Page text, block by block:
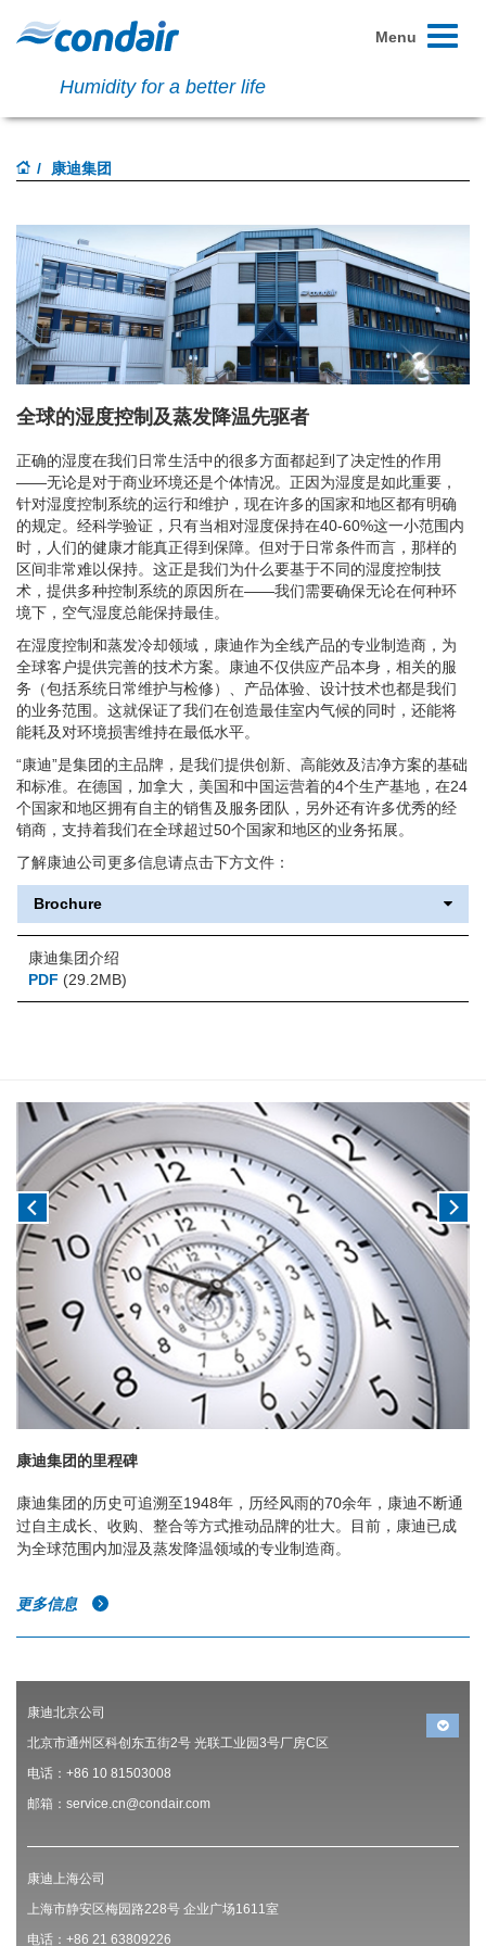
Humidity for a better life
Toggle
Menu
康迪集团
全球的湿度控制及蒸发降温先驱者
正确的湿度在我们日常生活中的很多方面都起到了决定性的作用
——无论是对于商业环境还是个体情况。正因为湿度是如此重要，
针对湿度控制系统的运行和维护，现在许多的国家和地区都有明确
的规定。经科学验证，只有当相对湿度保持在40-60%这一小范围内
时，人们的健康才能真正得到保障。但对于日常条件而言，那样的
区间非常难以保持。这正是我们为什么要基于不同的湿度控制技
术，提供多种控制系统的原因所在——我们需要确保无论在何种环
境下，空气湿度总能保持最佳。
在湿度控制和蒸发冷却领域，康迪作为全线产品的专业制造商，为
全球客户提供完善的技术方案。康迪不仅供应产品本身，相关的服
务（包括系统日常维护与检修）、产品体验、设计技术也都是我们
的业务范围。这就保证了我们在创造最佳室内气候的同时，还能将
能耗及对环境损害维持在最低水平。
“康迪”是集团的主品牌，是我们提供创新、高能效及洁净方案的基础
和标准。在德国，加拿大，美国和中国运营着的4个生产基地，在24
个国家和地区拥有自主的销售及服务团队，另外还有许多优秀的经
销商，支持着我们在全球超过50个国家和地区的业务拓展。
了解康迪公司更多信息请点击下方文件：
Brochure
康迪集团介绍
PDF (29.2MB)
康迪集团的里程碑
康迪集团的历史可追溯至1948年，历经风雨的70余年，康迪不断通
过自主成长、收购、整合等方式推动品牌的壮大。目前，康迪已成
为全球范围内加湿及蒸发降温领域的专业制造商。
更多信息
康迪北京公司
北京市通州区科创东五街2号 光联工业园3号厂房C区
电话：+86 10 81503008
邮箱：service.cn@condair.com
康迪上海公司
上海市静安区梅园路228号 企业广场1611室
电话：+86 21 63809226